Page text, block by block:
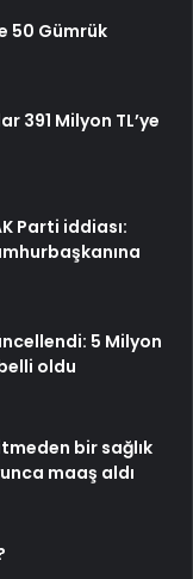
50 Gümrük
391 Milyon TL’ye
Parti iddiası:
5 Milyon
oldu
bir sağlık
maaş aldı